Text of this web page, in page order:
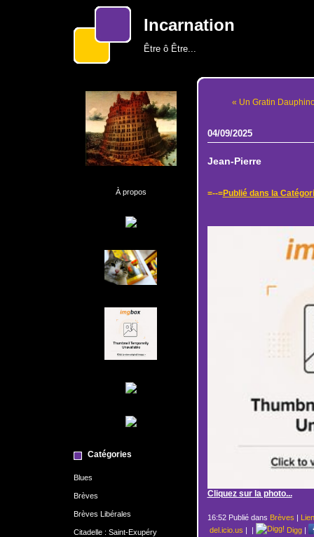
Incarnation
Être ô Être...
À propos
Catégories
Blues
Brèves
Brèves Libérales
Citadelle : Saint-Exupéry
« Un Gratin
04/09/2025
Jean-Pierre
=--=Publié dans la
Cliquez sur la photo...
16:52 Publié dans Brèves |
del.icio.us | | Digg|